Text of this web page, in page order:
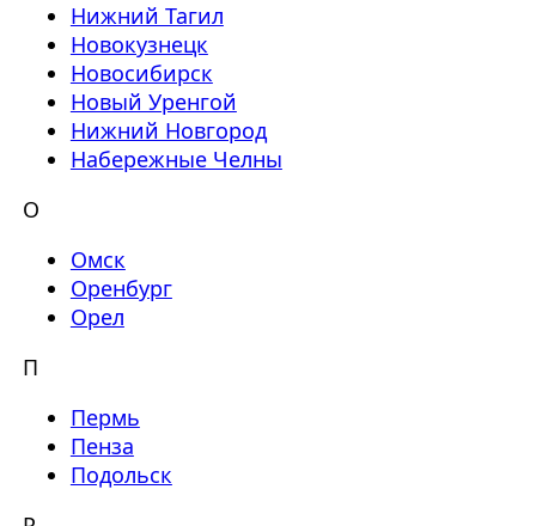
Нижний Тагил
Новокузнецк
Новосибирск
Новый Уренгой
Нижний Новгород
Набережные Челны
О
Омск
Оренбург
Орел
П
Пермь
Пенза
Подольск